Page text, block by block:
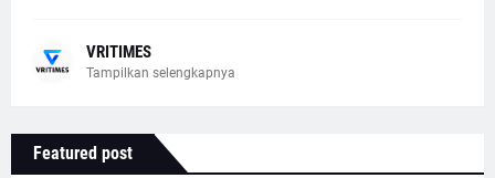
VRITIMES
Tampilkan selengkapnya
Featured post